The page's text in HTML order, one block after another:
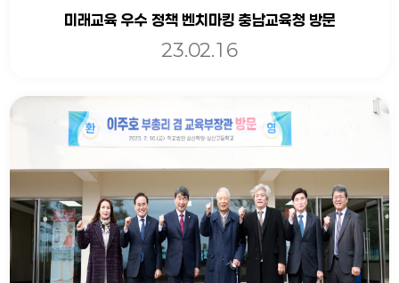
미래교육 우수 정책 벤치마킹 충남교육청 방문
23.02.16